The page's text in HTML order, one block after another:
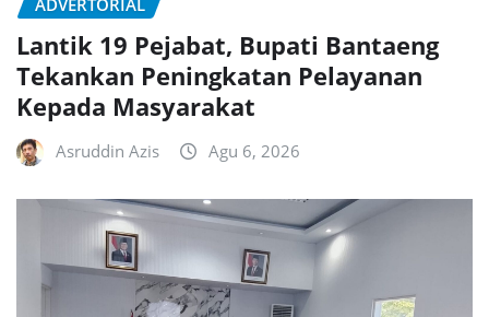
ADVERTORIAL
Lantik 19 Pejabat, Bupati Bantaeng
Tekankan Peningkatan Pelayanan
Kepada Masyarakat
Asruddin Azis Agu 6, 2026